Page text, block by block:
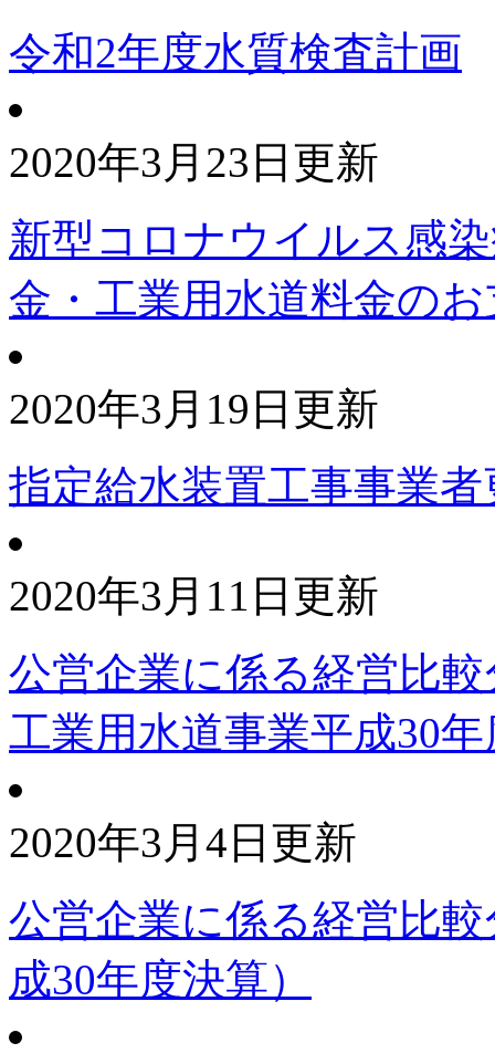
令和2年度水質検査計画
2020年3月23日更新
新型コロナウイルス感
金・工業用水道料金の
2020年3月19日更新
指定給水装置工事事業
2020年3月11日更新
公営企業に係る経営比
工業用水道事業平成30
2020年3月4日更新
公営企業に係る経営比
成30年度決算）